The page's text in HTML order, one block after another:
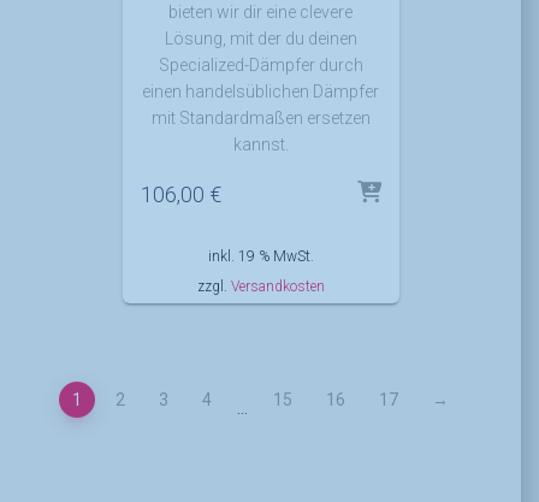
bieten wir dir eine clevere
Lösung, mit der du deinen
Specialized-Dämpfer durch
einen handelsüblichen Dämpfer
mit Standardmaßen ersetzen
kannst.
106,00 €
inkl. 19 % MwSt.
zzgl. Versandkosten
1 2 3 4 15 16 17 →